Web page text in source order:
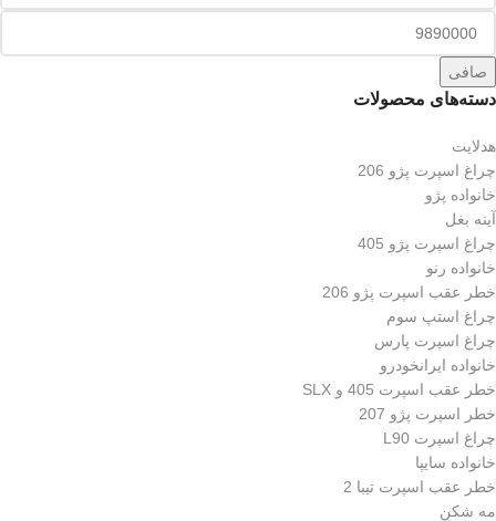
صافی
دسته‌های محصولات
هدلایت
چراغ اسپرت پژو 206
خانواده پژو
آینه بغل
چراغ اسپرت پژو 405
خانواده رنو
خطر عقب اسپرت پژو 206
چراغ استپ سوم
چراغ اسپرت پارس
خانواده ایرانخودرو
خطر عقب اسپرت 405 و SLX
خطر اسپرت پژو 207
چراغ اسپرت L90
خانواده سایپا
خطر عقب اسپرت تیبا 2
مه شکن